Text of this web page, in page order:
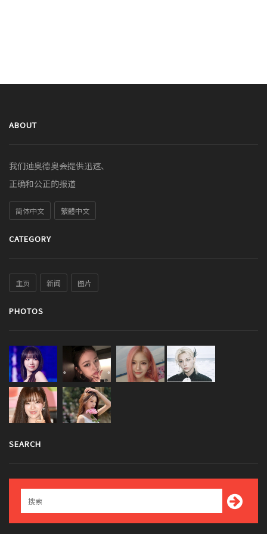
ABOUT
我们迪奥德奥会提供迅速、
正确和公正的报道
简体中文 繁體中文
CATEGORY
主页 新闻 图片
PHOTOS
SEARCH